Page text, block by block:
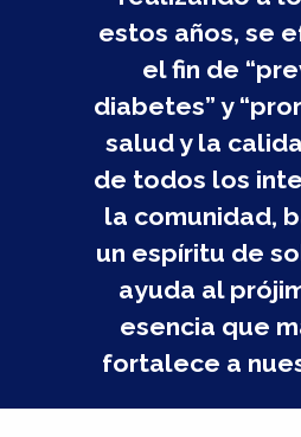
estos años, se
el fin de
diabetes” y
salud y la
de todos los
la comunidad,
un espíritu de
ayuda al
esencia que
fortalece a